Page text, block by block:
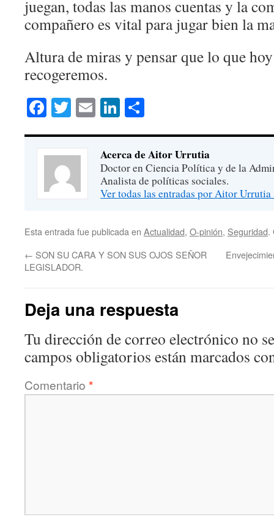
juegan, todas las manos cuentas y la
compañero es vital para jugar bien la
Altura de miras y pensar que lo que
recogeremos.
Facebook
Twitter
EmailLinkedIn
Acerca de Aitor Urrutia
Doctor en Ciencia Política y de la
Analista de políticas sociales.
Ver todas las entradas por Aitor Urrutia
Esta entrada fue publicada en Actualidad, O-pinión, Seguridad.
← SON SU CARA Y SON SUS OJOS SEÑOR
LEGISLADOR.
Deja una respuesta
Tu dirección de correo electrónico no
campos obligatorios están marcados
Comentario *